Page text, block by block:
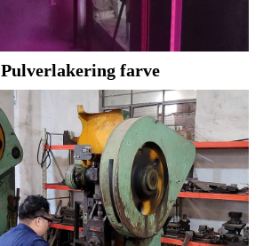
Pulverlakering farve